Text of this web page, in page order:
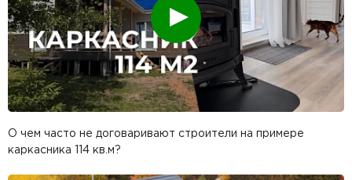
Смотреть
О чем часто не договаривают строители на примере
каркасника 114 кв.м?